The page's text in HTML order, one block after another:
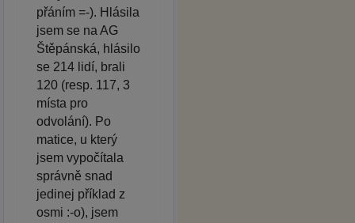
přáním =-). Hlásila
jsem se na AG
Štěpánská, hlásilo
se 214 lidí, brali
120 (resp. 117, 3
místa pro
odvolání). Po
matice, u který
jsem vypočítala
správně snad
jedinej příklad z
osmi :-o), jsem